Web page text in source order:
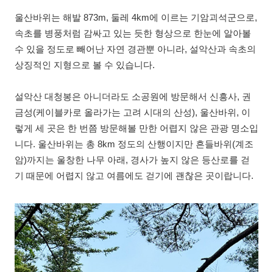
울산바위는 해발 873m, 둘레 4km에 이르는 기암괴석군으로,
속초를 병풍처럼 감싸고 있는 듯한 형상으로 한눈에 알아볼
수 있을 정도로 빼어난 자연 경관뿐 아니라, 설악산과 속초의
상징적인 지형으로 볼 수 있습니다.
설악산 대청봉은 아니더라도 소공원에 방문해서 신흥사, 권
금성(케이블카로 올라가는 고려 시대의 산성), 울산바위, 이
렇게 세 곳은 한 번쯤 방문해볼 만한 어렵지 않은 관광 명소입
니다. 울산바위는 총 8km 정도의 산행이지만 흔들바위(계조
암)까지는 울창한 나무 아래, 경사가 높지 않은 등산로를 걷
기 때문에 어렵지 않고 여름에도 걷기에 괜찮은 곳이랍니다.